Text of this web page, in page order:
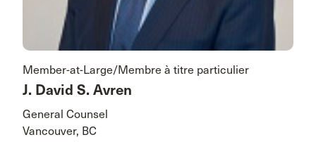
Member-at-Large/Membre à titre particulier
J. David S. Avren
General Counsel
Vancouver, BC